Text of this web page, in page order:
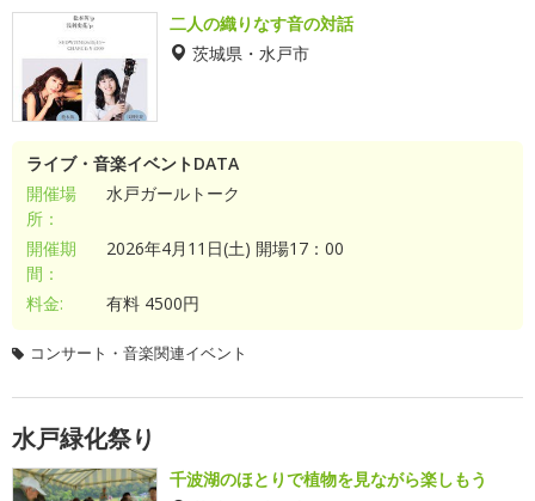
二人の織りなす音の対話
茨城県・水戸市
ライブ・音楽イベントDATA
開催場
所：
水戸ガールトーク
開催期
間：
2026年4月11日(土) 開場17：00
料金: 有料 4500円
コンサート・音楽関連イベント
水戸緑化祭り
千波湖のほとりで植物を見ながら楽しもう